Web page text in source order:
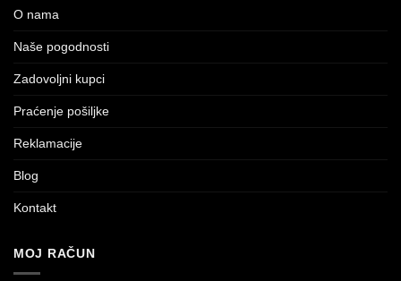
O nama
Naše pogodnosti
Zadovoljni kupci
Praćenje pošiljke
Reklamacije
Blog
Kontakt
MOJ RAČUN